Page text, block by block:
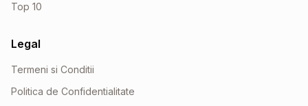
Top 10
Legal
Termeni si Conditii
Politica de Confidentialitate